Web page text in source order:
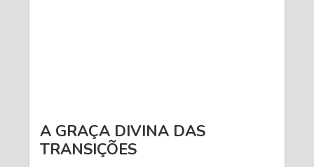
A GRAÇA DIVINA DAS
TRANSIÇÕES